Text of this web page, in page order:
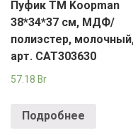
Пуфик TM Koopman
38*34*37 см, МДФ/
полиэстер,
арт. CAT303630
57.18 Br
Подробнее